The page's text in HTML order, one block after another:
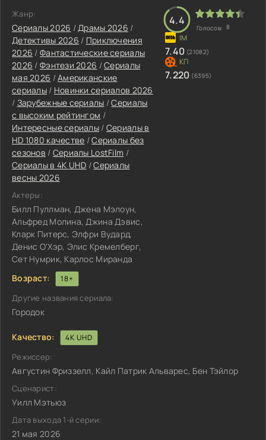
Жанр:
Сериалы 2026 /Драмы 2026 /
Детективы 2026 / Приключения
2026 / Фантастические сериалы
2026 / Фэнтези 2026 /Сериалы
мая 2026 /Американские
сериалы/ Новинки сериалов 2026
/ Зарубежные сериалы /Сериалы
с высоким рейтингом /
Интересные сериалы / Сериалы в
HD 1080 качестве /Сериалы без
сезонов / Сериалы LostFilm /
Сериалы в 4K UHD /Сериалы
весны 2026
Актеры:
Билл Пуллман, Джена Мэлоун,
Альфред Молина, Джина Дэвис,
Кларк Питерс, Элфри Вудард,
Денис О'Хэр, Элис Кремелберг,
Сет Нумрик, Карлос Миранда
Возраст:
18+
Другие названия сериала:
Городок
4.4
Голосов: 8
7.40 (21082)
7.220 (6395)
Качество: 4K UHD
Режиссер:
Августин Фриззелл, Кайл Патрик Альварес, Бен Тэйлор
Сценарист:
Уилл Мэтьюз
Дата выхода 1-й серии:
21 мая 2026